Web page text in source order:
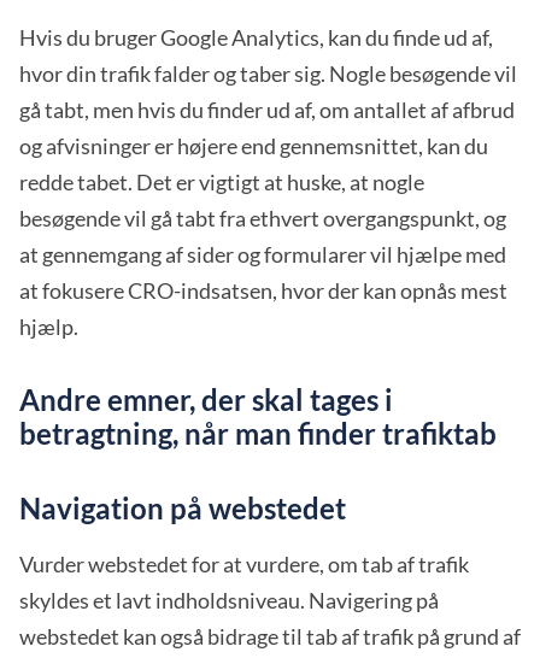
Hvis du bruger Google Analytics, kan du finde ud af,
hvor din trafik falder og taber sig. Nogle besøgende vil
gå tabt, men hvis du finder ud af, om antallet af afbrud
og afvisninger er højere end gennemsnittet, kan du
redde tabet. Det er vigtigt at huske, at nogle
besøgende vil gå tabt fra ethvert overgangspunkt, og
at gennemgang af sider og formularer vil hjælpe med
at fokusere CRO-indsatsen, hvor der kan opnås mest
hjælp.
Andre emner, der skal tages i
betragtning, når man finder trafiktab
Navigation på webstedet
Vurder webstedet for at vurdere, om tab af trafik
skyldes et lavt indholdsniveau. Navigering på
webstedet kan også bidrage til tab af trafik på grund af